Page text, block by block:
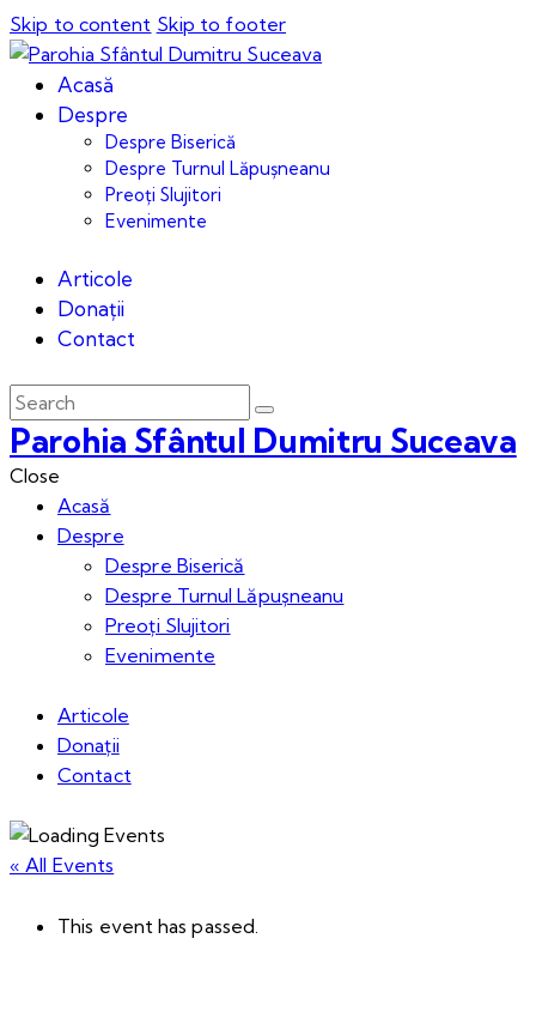
Skip to content Skip to footer
Acasă
Despre
Despre Biserică
Despre Turnul Lăpușneanu
Preoți Slujitori
Evenimente
Articole
Donații
Contact
Parohia Sfântul Dumitru Suceava
Close
Acasă
Despre
Despre Biserică
Despre Turnul Lăpușneanu
Preoți Slujitori
Evenimente
Articole
Donații
Contact
« All Events
This event has passed.